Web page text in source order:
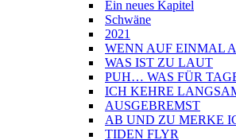
Ein neues Kapitel
Schwäne
2021
WENN AUF EINMAL
WAS IST ZU LAUT
PUH… WAS FÜR
ICH KEHRE
AUSGEBREMST
AB UND ZU MERKE
TIDEN FLYR